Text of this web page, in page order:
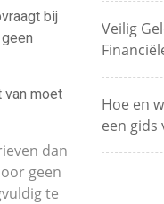
bij
van moet
dan
geen
te
Veilig
Hoe en
een gids